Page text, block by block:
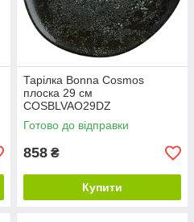
Тарілка Bonna Cosmos
плоска 29 см
COSBLVAO29DZ
Готово до відправки
858 ₴
Купити